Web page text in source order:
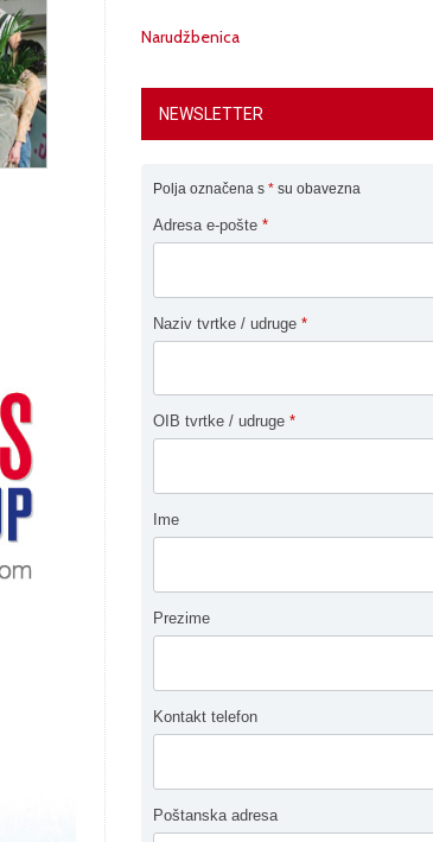
Narudžbenica
NEWSLETTER
Polja označena s * su obavezna
Adresa e-pošte *
Naziv tvrtke / udruge *
OIB tvrtke / udruge *
Ime
Prezime
Kontakt telefon
Poštanska adresa